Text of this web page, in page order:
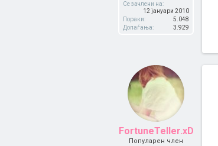
Се зачлени на:
12 јануари 2010
Пораки:
5.048
Допаѓања:
3.929
FortuneTeller.xD
Популарен член